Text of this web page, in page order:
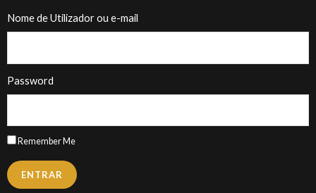
Nome de Utilizador ou e-mail
Password
Remember Me
ENTRAR